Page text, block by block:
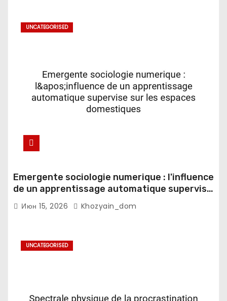
UNCATEGORISED
Emergente sociologie numerique : l'influence
de un apprentissage automatique supervise
sur les espaces domestiques
Июн 15, 2026 Khozyain_dom
UNCATEGORISED